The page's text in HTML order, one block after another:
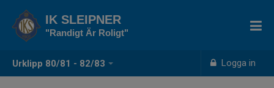
Urklipp 80/81 - 82/83 Logga in
IK SLEIPNER
"Randigt Är Roligt"